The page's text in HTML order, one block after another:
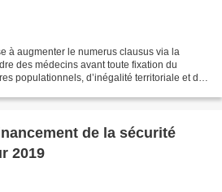
à augmenter le numerus clausus via la
des médecins avant toute fixation du
populationnels, d’inégalité territoriale et des
de la sécurité
2019